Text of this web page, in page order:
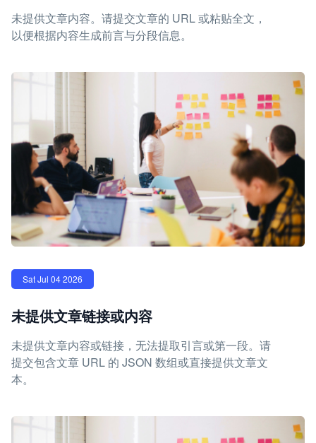
未提供文章内容。请提交文章的 URL 或粘贴全文，
以便根据内容生成前言与分段信息。
Sat Jul 04 2026
未提供文章链接或内容
未提供文章内容或链接，无法提取引言或第一段。请
提交包含文章 URL 的 JSON 数组或直接提供文章文
本。